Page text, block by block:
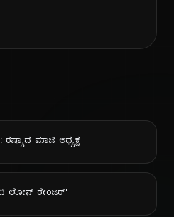
ಮಾಜಿ ಅಧ್ಯಕ್ಷ
ಲೋನ್ ರೇಂಜರ್'